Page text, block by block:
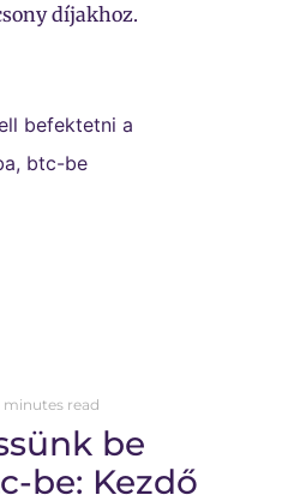
díjakhoz.
minutes read
be
be: Kezdő